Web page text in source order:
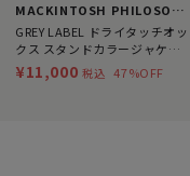
MACKINTOSH PHILOSOPHY
GREY LABEL ドライタッチオッ
クス スタンドカラージャケッ
ト
¥11,000 税込 47%OFF